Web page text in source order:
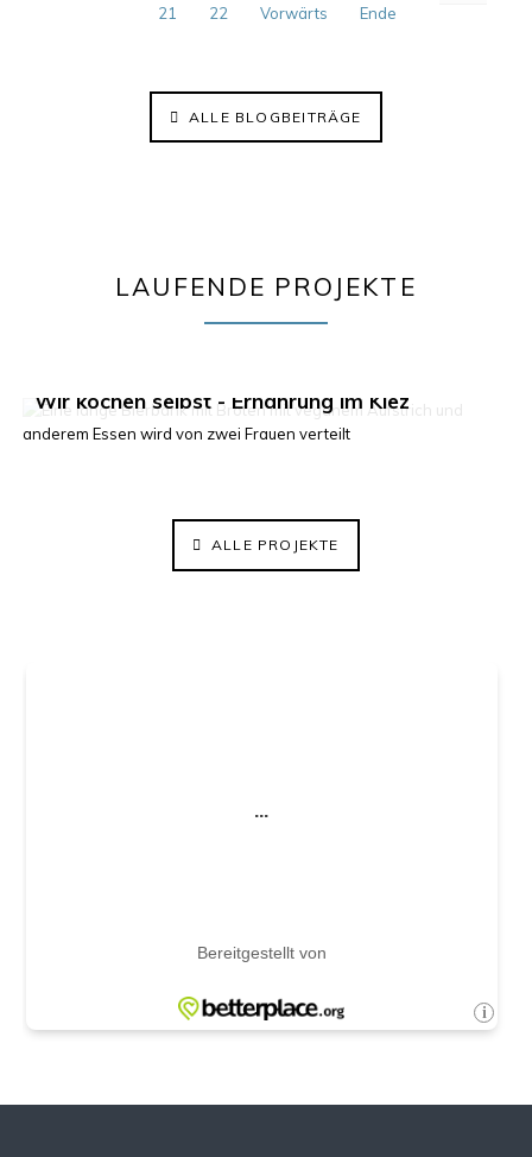
21
22 Vorwärts Ende
ALLE BLOGBEITRÄGE
LAUFENDE PROJEKTE
Wir kochen selbst - Ernährung im Kiez
ElisaBeet - Solidarischer Lehrgarten
ALLE PROJEKTE